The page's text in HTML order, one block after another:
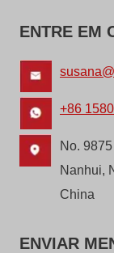
ENTRE EM
+86
No.
Nanhui,
China
ENVIAR